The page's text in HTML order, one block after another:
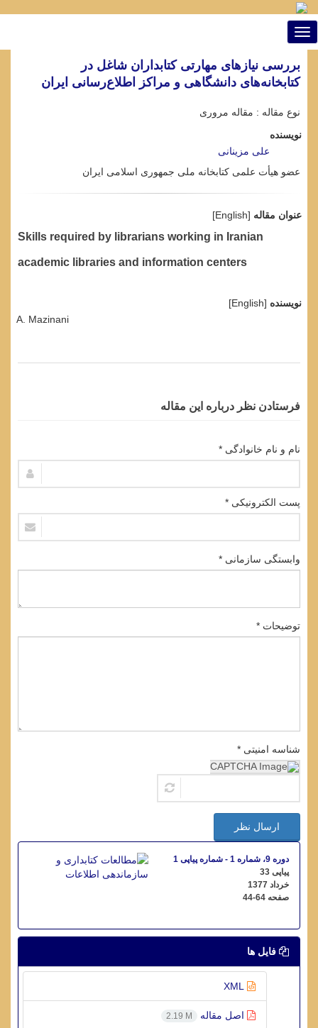
Toggle
navigation
بررسی نیازهای مهارتی کتابداران شاغل در
کتابخانه‌های دانشگاهی و مراکز اطلاع‌رسانی ایران
نوع مقاله : مقاله مروری
نویسنده
علی مزینانی
عضو هیأت علمی کتابخانه ملی جمهوری اسلامی ایران
عنوان مقاله [English]
Skills required by librarians working in Iranian
academic libraries and information centers
نویسنده [English]
A. Mazinani
فرستادن نظر درباره این مقاله
نام و نام خانوادگی *
پست الکترونیکی *
وابستگی سازمانی *
توضیحات *
شناسه امنیتی *
ارسال نظر
دوره 9، شماره 1 - شماره پیاپی 1
پیاپی 33
خرداد 1377
صفحه 44-64
فایل ها
اصل مقاله 2.19 M